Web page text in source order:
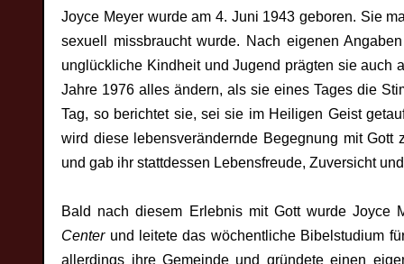
Joyce Meyer wurde am 4. Juni 1943 geboren. Sie
sexuell missbraucht wurde. Nach eigenen
unglückliche Kindheit und Jugend prägten sie auch
Jahre 1976 alles ändern, als sie eines Tages die
Tag, so berichtet sie, sei sie im Heiligen Geist
wird diese lebensverändernde Begegnung mit Gott
und gab ihr stattdessen Lebensfreude, Zuversicht
Bald nach diesem Erlebnis mit Gott wurde Joyce
Centerund leitete das wöchentliche Bibelstudium
allerdings ihre Gemeinde und gründete einen